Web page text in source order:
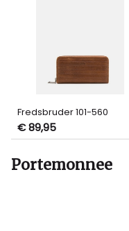
Fredsbruder 101-560
€ 89,95
Portemonnee